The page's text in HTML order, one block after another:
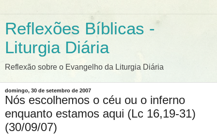
Reflexões Bíblicas -
Liturgia Diária
Reflexão sobre o Evangelho da Liturgia Diária
domingo, 30 de setembro de 2007
Nós escolhemos o céu ou o inferno
enquanto estamos aqui (Lc 16,19-31)
(30/09/07)